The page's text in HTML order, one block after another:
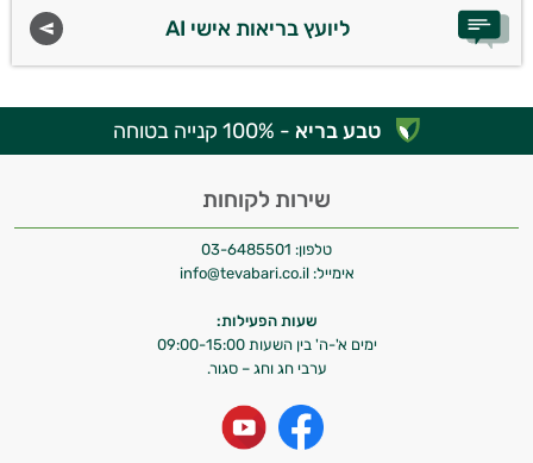
ליועץ בריאות אישי AI
טבע בריא - 100% קנייה בטוחה
שירות לקוחות
טלפון: 03-6485501
אימייל: info@tevabari.co.il
שעות הפעילות:
ימים א'-ה' בין השעות 09:00-15:00
ערבי חג וחג – סגור.